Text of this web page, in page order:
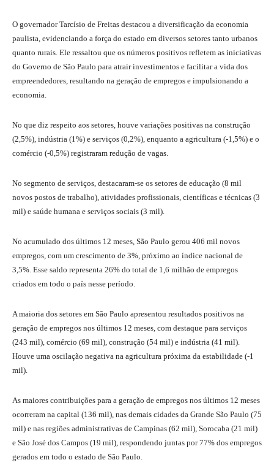
O governador Tarcísio de Freitas destacou a diversificação da economia
paulista, evidenciando a força do estado em diversos setores tanto urbanos
quanto rurais. Ele ressaltou que os números positivos refletem as iniciativas
do Governo de São Paulo para atrair investimentos e facilitar a vida dos
empreendedores, resultando na geração de empregos e impulsionando a
economia.
No que diz respeito aos setores, houve variações positivas na construção
(2,5%), indústria (1%) e serviços (0,2%), enquanto a agricultura (-1,5%) e o
comércio (-0,5%) registraram redução de vagas.
No segmento de serviços, destacaram-se os setores de educação (8 mil
novos postos de trabalho), atividades profissionais, científicas e técnicas (3
mil) e saúde humana e serviços sociais (3 mil).
No acumulado dos últimos 12 meses, São Paulo gerou 406 mil novos
empregos, com um crescimento de 3%, próximo ao índice nacional de
3,5%. Esse saldo representa 26% do total de 1,6 milhão de empregos
criados em todo o país nesse período.
A maioria dos setores em São Paulo apresentou resultados positivos na
geração de empregos nos últimos 12 meses, com destaque para serviços
(243 mil), comércio (69 mil), construção (54 mil) e indústria (41 mil).
Houve uma oscilação negativa na agricultura próxima da estabilidade (-1
mil).
As maiores contribuições para a geração de empregos nos últimos 12 meses
ocorreram na capital (136 mil), nas demais cidades da Grande São Paulo (75
mil) e nas regiões administrativas de Campinas (62 mil), Sorocaba (21 mil)
e São José dos Campos (19 mil), respondendo juntas por 77% dos empregos
gerados em todo o estado de São Paulo.